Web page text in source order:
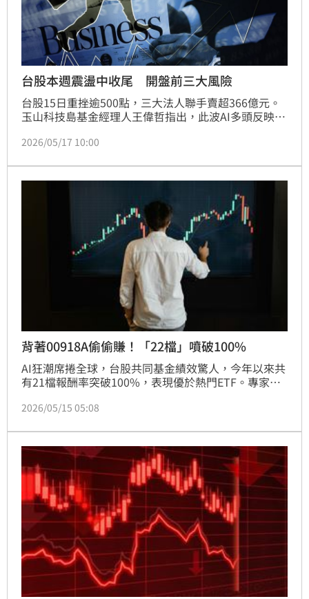
台股本週震盪中收尾 開盤前三大風險
台股15日重挫逾500點，三大法人聯手賣超366億元。
玉山科技島基金經理人王偉哲指出，此波AI多頭反映真
Computex展覽，將成為AI產業重要風向球。隨著推論
資人聚焦電子類股，如半導體測試與光通訊，並因應通
膨與降息變數，採取汰弱留強策略，掌握成長性明確的
2026/05/17 10:00
背著00918A偷偷賺！「22檔」噴破100%
AI狂潮席捲全球，台股共同基金績效驚人，今年以來共
有21檔報酬率突破100%，表現優於熱門ETF。專家分
帶動基金淨值成長。美股重倉基金如兆豐全球元宇宙也
AI Agent與各大科技盛會接力登場，AI長線多頭趨勢不
變，建議投資人逢低布局，掌握這波科技造富機會。
2026/05/15 05:08